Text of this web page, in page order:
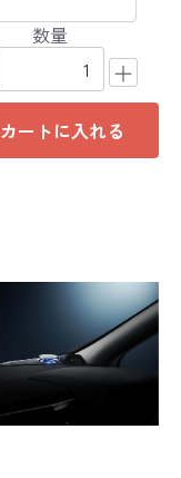
数量
＋
カートに入れる